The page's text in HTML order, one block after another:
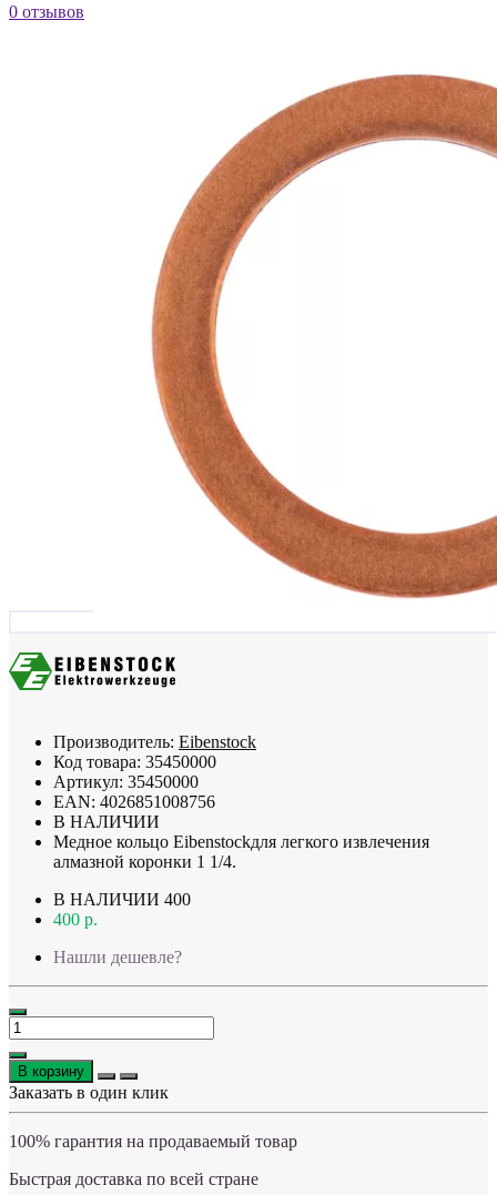
0 отзывов
Производитель: Eibenstock
Код товара: 35450000
Артикул: 35450000
EAN: 4026851008756
В НАЛИЧИИ
Медное кольцо Eibenstockдля легкого извлечения
алмазной коронки 1 1/4.
В НАЛИЧИИ 400
400 р.
Нашли дешевле?
В корзину
Заказать в один клик
100% гарантия на продаваемый товар
Быстрая доставка по всей стране